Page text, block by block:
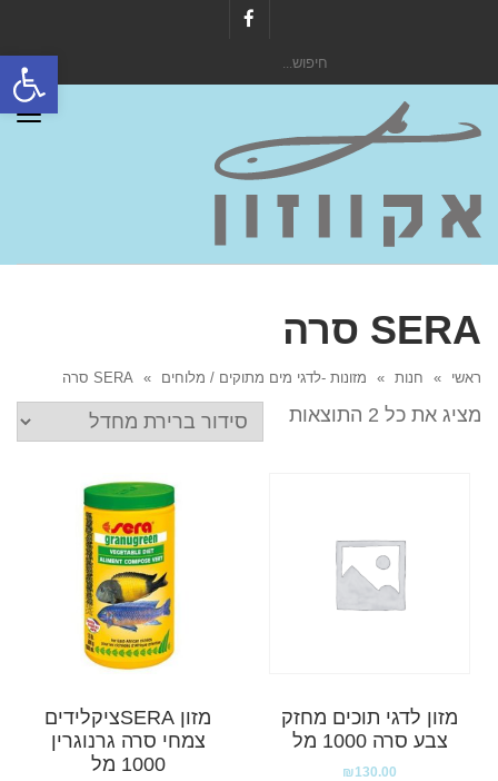
פתח
SERA סרה
ראשי » חנות » מזונות -לדגי מים מתוקים / מלוחים » SERA סרה
מציג את כל 2 התוצאות
מזון לדגי תוכים מחזק
צבע סרה 1000 מל
₪130.00
מזון SERAציקלידים
צמחי סרה גרנוגרין
1000 מל